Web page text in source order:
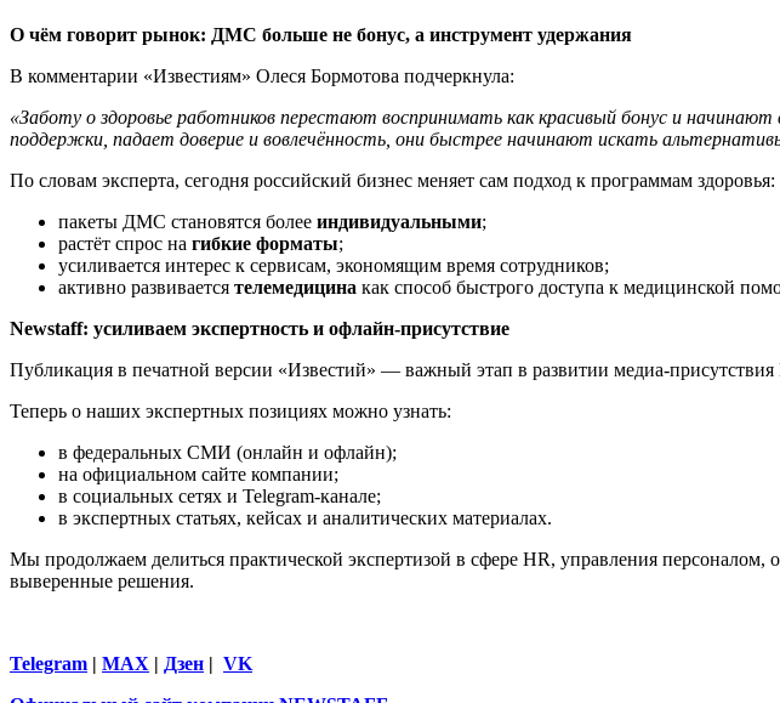
О чём говорит рынок: ДМС больше не бонус, а инструмент удержания
В комментарии «Известиям» Олеся Бормотова подчеркнула:
«Заботу о здоровье работников перестают воспринимать как красивый бонус и
поддержки, падает доверие и вовлечённость, они быстрее начинают искать
По словам эксперта, сегодня российский бизнес меняет сам подход к программам здоровья:
пакеты ДМС становятся более индивидуальными;
растёт спрос на гибкие форматы;
усиливается интерес к сервисам, экономящим время сотрудников;
активно развивается телемедицина как способ быстрого доступа к медицинской
Newstaff: усиливаем экспертность и офлайн-присутствие
Публикация в печатной версии «Известий» — важный этап в развитии медиа-присутствия
Теперь о наших экспертных позициях можно узнать:
в федеральных СМИ (онлайн и офлайн);
на официальном сайте компании;
в социальных сетях и Telegram-канале;
в экспертных статьях, кейсах и аналитических материалах.
Мы продолжаем делиться практической экспертизой в сфере HR, управления
выверенные решения.
Telegram | МАX | Дзен | VK